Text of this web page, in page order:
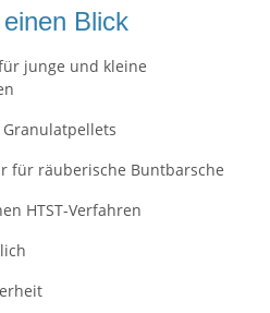
Blick
junge und kleine
für räuberische Buntbarsche
HTST-Verfahren